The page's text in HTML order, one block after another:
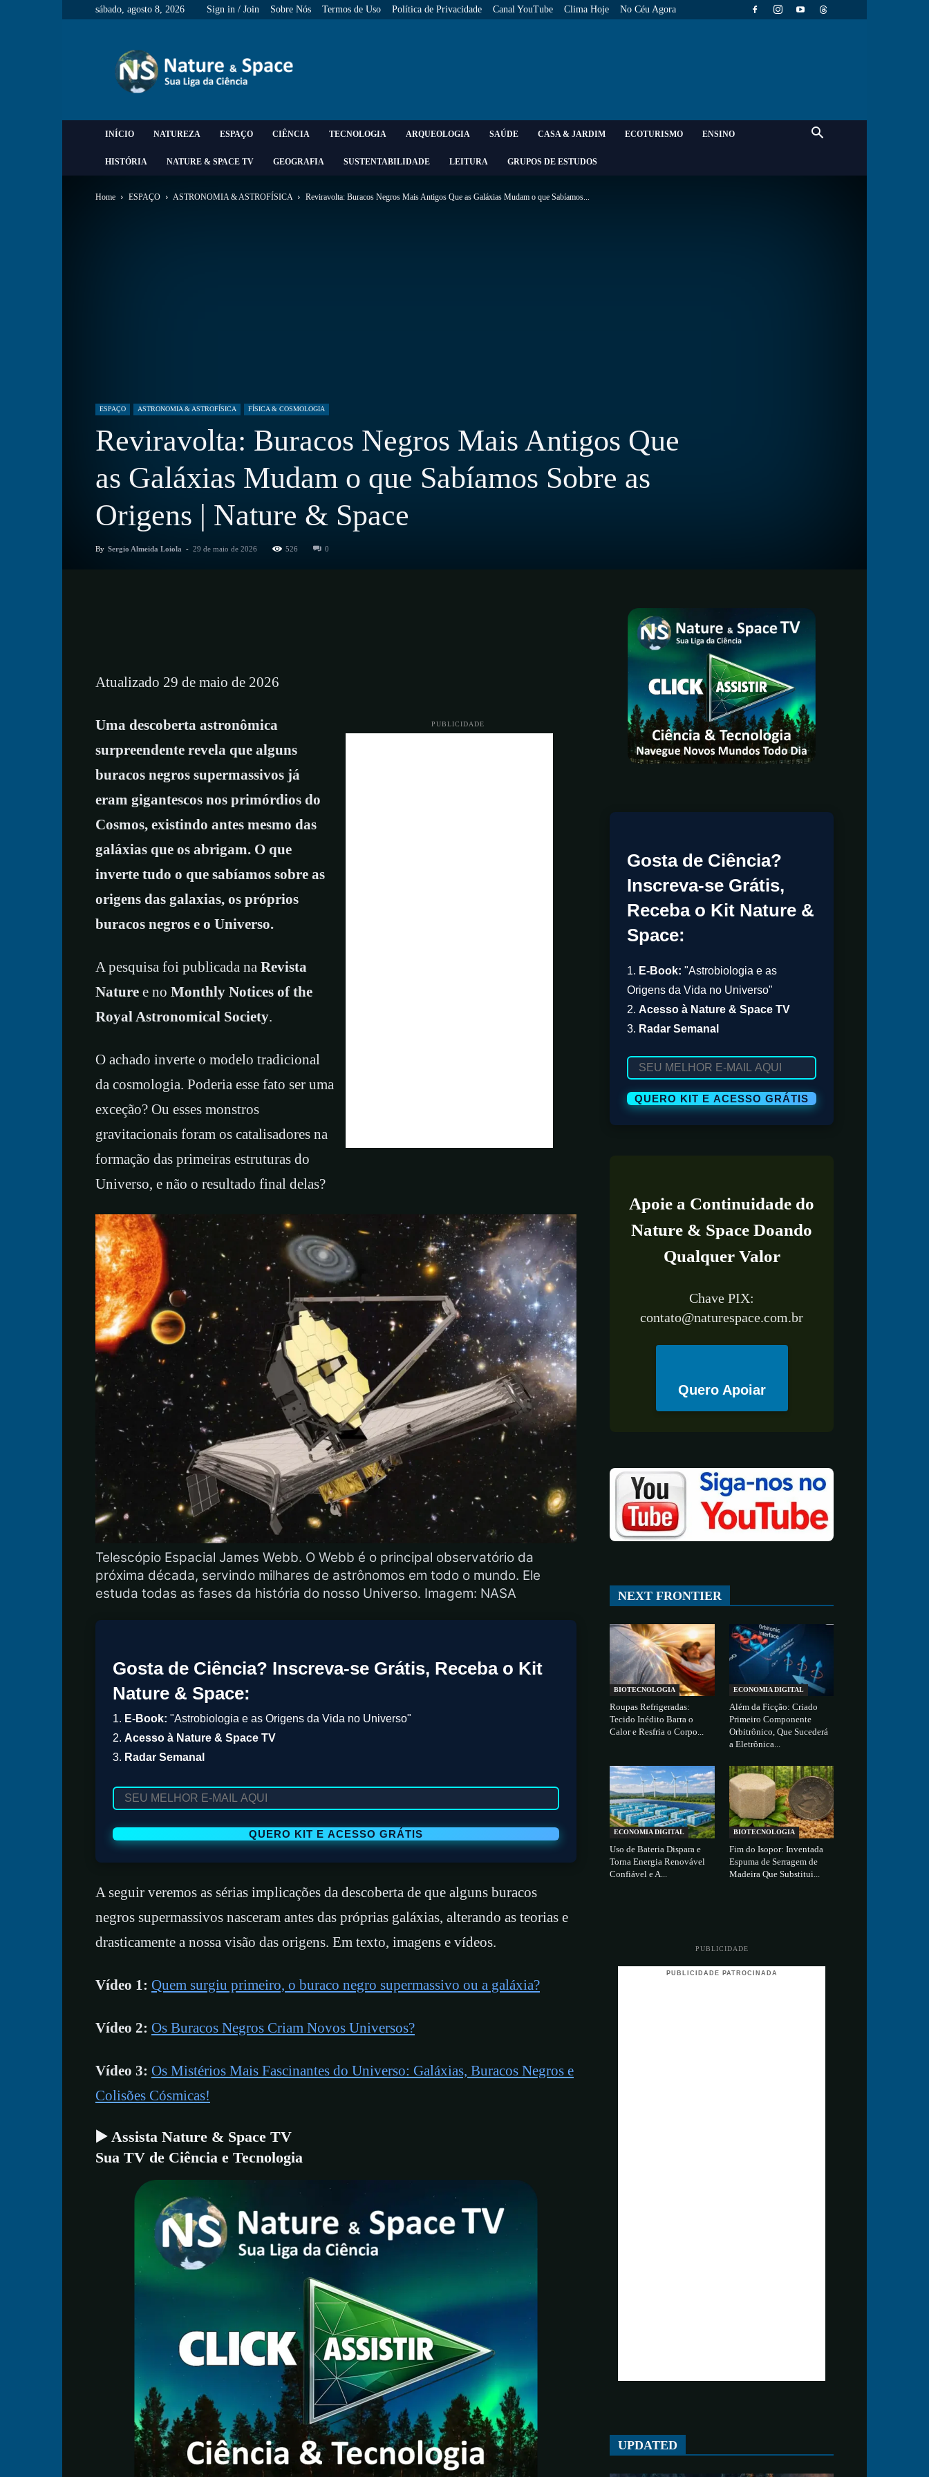
sábado, agosto 8, 2026 Sign in / Join Sobre Nós Termos de Uso Política de Privacidade Canal YouTube Clima Hoje No Céu Agora
&
Space
INÍCIO NATUREZA ESPAÇO CIÊNCIA TECNOLOGIA ARQUEOLOGIA SAÚDE CASA & JARDIM ECOTURISMO ENSINO
HISTÓRIA NATURE & SPACE TV GEOGRAFIA SUSTENTABILIDADE LEITURA GRUPOS DE ESTUDOS
Home ESPAÇO ASTRONOMIA & ASTROFÍSICA Reviravolta: Buracos Negros Mais Antigos Que as Galáxias Mudam o que Sabíamos...
ESPAÇO ASTRONOMIA & ASTROFÍSICA FÍSICA & COSMOLOGIA
Reviravolta: Buracos Negros Mais Antigos Que
as Galáxias Mudam o que Sabíamos Sobre as
Origens | Nature & Space
By Sergio Almeida Loiola - 29 de maio de 2026 526 0
Atualizado 29 de maio de 2026
PUBLICIDADE
Uma descoberta astronômica
surpreendente revela que alguns
buracos negros supermassivos já
eram gigantescos nos primórdios do
Cosmos, existindo antes mesmo das
galáxias que os abrigam. O que
inverte tudo o que sabíamos sobre as
origens das galaxias, os próprios
buracos negros e o Universo.
A pesquisa foi publicada na Revista
Nature e no Monthly Notices of the
Royal Astronomical Society.
O achado inverte o modelo tradicional
da cosmologia. Poderia esse fato ser uma
exceção? Ou esses monstros
gravitacionais foram os catalisadores na
formação das primeiras estruturas do
Universo, e não o resultado final delas?
Telescópio Espacial James Webb. O Webb é o principal observatório da
próxima década, servindo milhares de astrônomos em todo o mundo. Ele
estuda todas as fases da história do nosso Universo. Imagem: NASA
Gosta de Ciência? Inscreva-se Grátis, Receba o Kit
Nature & Space:
1. E-Book: "Astrobiologia e as Origens da Vida no Universo"
2. Acesso à Nature & Space TV
3. Radar Semanal
A seguir veremos as sérias implicações da descoberta de que alguns buracos
negros supermassivos nasceram antes das próprias galáxias, alterando as teorias e
drasticamente a nossa visão das origens. Em texto, imagens e vídeos.
Vídeo 1: Quem surgiu primeiro, o buraco negro supermassivo ou a galáxia?
Vídeo 2: Os Buracos Negros Criam Novos Universos?
Vídeo 3: Os Mistérios Mais Fascinantes do Universo: Galáxias, Buracos Negros e
Colisões Cósmicas!
▶️ Assista Nature & Space TV
Sua TV de Ciência e Tecnologia
Gosta de Ciência?
Inscreva-se Grátis,
Receba o Kit Nature &
Space:
1. E-Book: "Astrobiologia e as
Origens da Vida no Universo"
2. Acesso à Nature & Space TV
3. Radar Semanal
Apoie a Continuidade do
Nature & Space Doando
Qualquer Valor
Chave PIX:
contato@naturespace.com.br
Quero Apoiar
NEXT FRONTIER
BIOTECNOLOGIA
Roupas Refrigeradas:
Tecido Inédito Barra o
Calor e Resfria o Corpo...
ECONOMIA DIGITAL
Além da Ficção: Criado
Primeiro Componente
Orbitrônico, Que Sucederá
a Eletrônica...
ECONOMIA DIGITAL
Uso de Bateria Dispara e
Torna Energia Renovável
Confiável e A...
BIOTECNOLOGIA
Fim do Isopor: Inventada
Espuma de Serragem de
Madeira Que Substitui...
PUBLICIDADE
PUBLICIDADE PATROCINADA
UPDATED